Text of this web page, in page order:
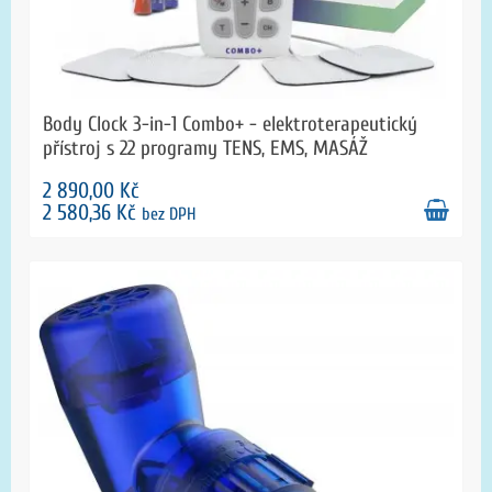
Body Clock 3-in-1 Combo+ - elektroterapeutický
přístroj s 22 programy TENS, EMS, MASÁŽ
2 890,00 Kč
2 580,36 Kč bez DPH